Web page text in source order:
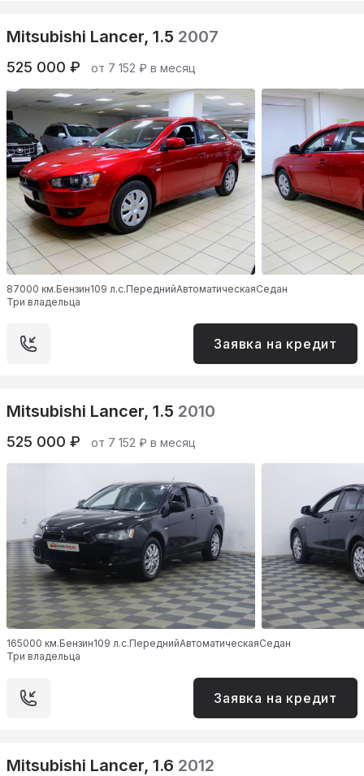
Mitsubishi Lancer, 1.5 2007
525 000 ₽ от 7 152 ₽ в месяц
87000 км.Бензин109 л.с.ПереднийАвтоматическаяСедан
Три владельца
Заявка на кредит
Mitsubishi Lancer, 1.5 2010
525 000 ₽ от 7 152 ₽ в месяц
165000 км.Бензин109 л.с.ПереднийАвтоматическаяСедан
Три владельца
Заявка на кредит
Mitsubishi Lancer, 1.6 2012